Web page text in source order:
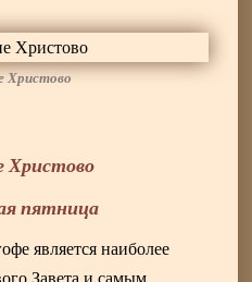
Христово
Христово
пятница
является наиболее
Завета и самым